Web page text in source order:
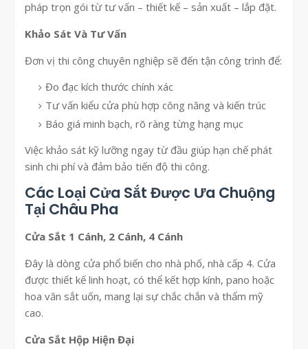
pháp trọn gói từ tư vấn – thiết kế – sản xuất – lắp đặt.
Khảo Sát Và Tư Vấn
Đơn vị thi công chuyên nghiệp sẽ đến tận công trình để:
Đo đạc kích thước chính xác
Tư vấn kiểu cửa phù hợp công năng và kiến trúc
Báo giá minh bạch, rõ ràng từng hạng mục
Việc khảo sát kỹ lưỡng ngay từ đầu giúp hạn chế phát
sinh chi phí và đảm bảo tiến độ thi công.
Các Loại Cửa Sắt Được Ưa Chuộng
Tại Châu Pha
Cửa Sắt 1 Cánh, 2 Cánh, 4 Cánh
Đây là dòng cửa phổ biến cho nhà phố, nhà cấp 4. Cửa
được thiết kế linh hoạt, có thể kết hợp kính, pano hoặc
hoa văn sắt uốn, mang lại sự chắc chắn và thẩm mỹ
cao.
Cửa Sắt Hộp Hiện Đại